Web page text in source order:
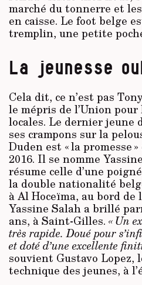
marché du tonnerre et
en caisse. Le foot belge
tremplin, une petite
La jeunesse
Cela dit, ce n’est pas
le mépris de l’Union pour
locales. Le dernier jeune
ses crampons sur la
Duden est « la promesse
2016. Il se nomme
résume celle d’une
la double nationalité
à Al Hoceïma, au bord
Yassine Salah a brillé
ans, à Saint-Gilles. « Un
très rapide. Doué pour
et doté d’une excellente
souvient Gustavo Lopez,
technique des jeunes, à